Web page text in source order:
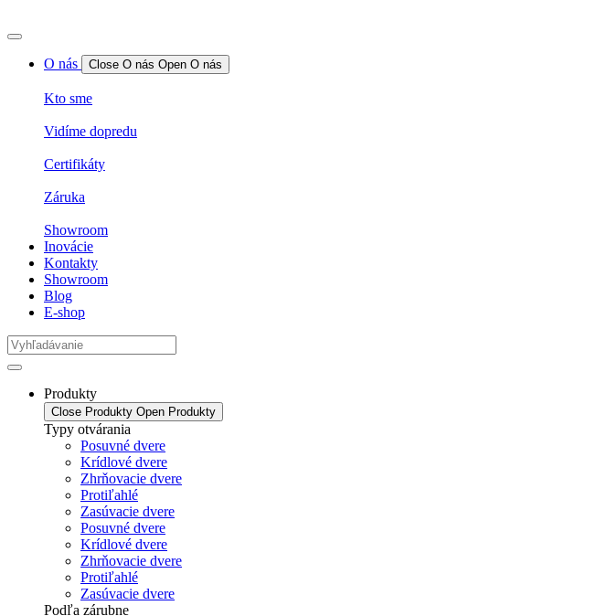
O nás Close O nás Open O nás
Kto sme
Vidíme dopredu
Certifikáty
Záruka
Showroom
Inovácie
Kontakty
Showroom
Blog
E-shop
Produkty
Close Produkty Open Produkty
Typy otvárania
Posuvné dvere
Krídlové dvere
Zhrňovacie dvere
Protiľahlé
Zasúvacie dvere
Posuvné dvere
Krídlové dvere
Zhrňovacie dvere
Protiľahlé
Zasúvacie dvere
Podľa zárubne